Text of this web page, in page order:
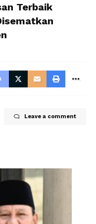
Terbaik
Leave a comment